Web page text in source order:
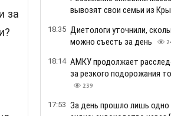
за
вывозят свои семьи из
18:35 Диетологи уточнили,
можно съесть за день
18:14 АМКУ продолжает
за резкого подорожания
239
17:53 За день прошло лишь одно